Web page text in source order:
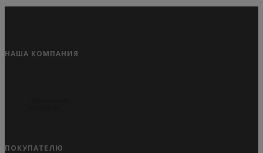
НАША КОМПАНИЯ
ПОКУПАТЕЛЮ